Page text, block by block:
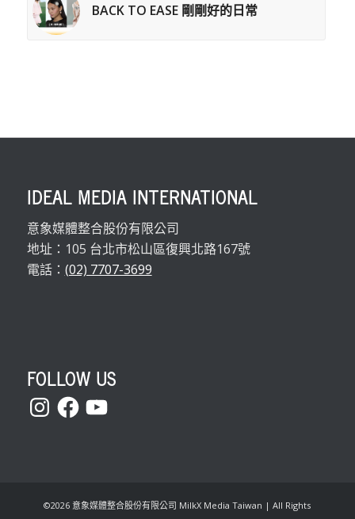
BACK TO EASE 剛剛好的日常
IDEAL MEDIA INTERNATIONAL
意象媒體整合股份有限公司
地址：105 台北市松山區復興北路167號
電話： (02) 7707-3699
FOLLOW US
InstagramFacebook
YouTube
©2026 意象媒體整合股份有限公司 MilkX Media Taiwan | All Rights